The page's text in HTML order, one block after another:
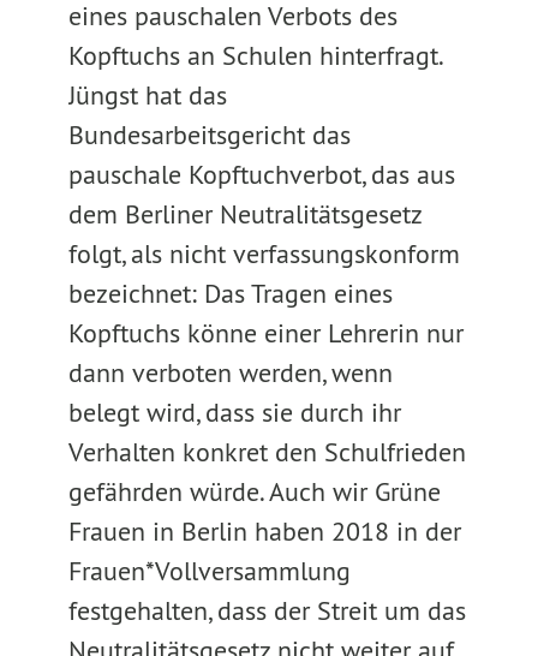
eines pauschalen Verbots des
Kopftuchs an Schulen hinterfragt.
Jüngst hat das
Bundesarbeitsgericht das
pauschale Kopftuchverbot, das aus
dem Berliner Neutralitätsgesetz
folgt, als nicht verfassungskonform
bezeichnet: Das Tragen eines
Kopftuchs könne einer Lehrerin nur
dann verboten werden, wenn
belegt wird, dass sie durch ihr
Verhalten konkret den Schulfrieden
gefährden würde. Auch wir Grüne
Frauen in Berlin haben 2018 in der
Frauen*Vollversammlung
festgehalten, dass der Streit um das